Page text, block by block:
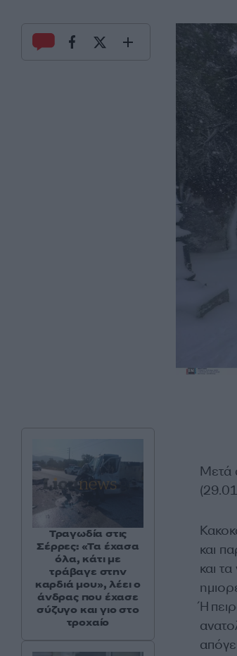
Μετά
και
και
Τραγωδία στις
Σέρρες: «Τα έχασα
όλα, κάτι με
τράβαγε στην
καρδιά μου», λέει ο
άνδρας που έχασε
σύζυγο και γιο στο
τροχαίο